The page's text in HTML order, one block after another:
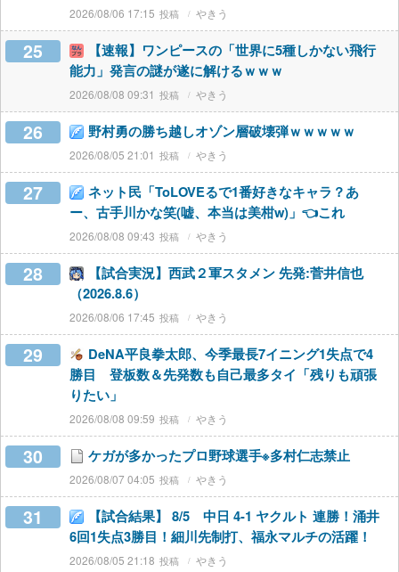
2026/08/06 17:15 やきう
25
【速報】ワンピースの「世界に5種しかない飛行
能力」発言の謎が遂に解けるｗｗｗ
2026/08/08 09:31 やきう
26 野村勇の勝ち越しオゾン層破壊弾ｗｗｗｗｗ
2026/08/05 21:01 やきう
27
ネット民「ToLOVEるで1番好きなキャラ？あ
ー、古手川かな笑(嘘、本当は美柑w)」👈これ
2026/08/08 09:43 やきう
28
【試合実況】西武２軍スタメン 先発:菅井信也
（2026.8.6）
2026/08/06 17:45 やきう
29
DeNA平良拳太郎、今季最長7イニング1失点で4
勝目 登板数＆先発数も自己最多タイ「残りも頑張
りたい」
2026/08/08 09:59 やきう
30 ケガが多かったプロ野球選手※多村仁志禁止
2026/08/07 04:05 やきう
31
【試合結果】 8/5 中日 4-1 ヤクルト 連勝！涌井
6回1失点3勝目！細川先制打、福永マルチの活躍！
2026/08/05 21:18 やきう